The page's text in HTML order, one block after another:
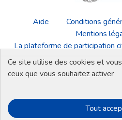
Aide
Conditions
Mentions
La plateforme de participation
Marseille
Télécharger les
Ce site utilise des cookies et
ceux que vous souhaitez activer
Tout